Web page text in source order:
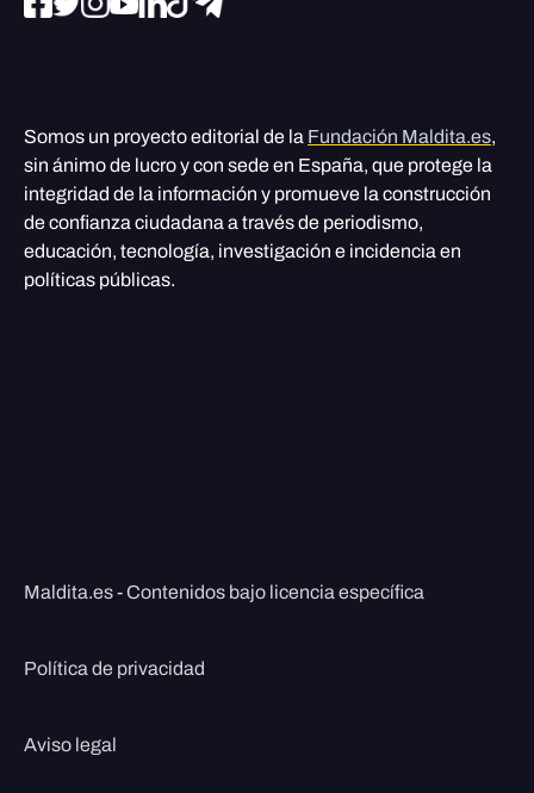
Somos un proyecto editorial de la Fundación Maldita.es,
sin ánimo de lucro y con sede en España, que protege la
integridad de la información y promueve la construcción
de confianza ciudadana a través de periodismo,
educación, tecnología, investigación e incidencia en
políticas públicas.
Maldita.es - Contenidos bajo licencia específica
Política de privacidad
Aviso legal